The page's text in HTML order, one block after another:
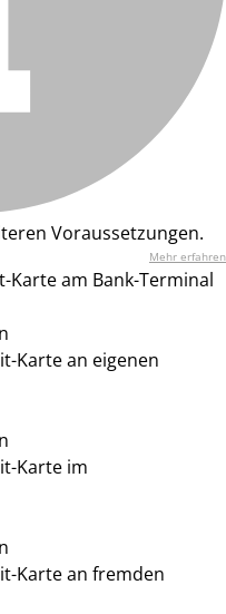
Voraussetzungen.
Mehr erfahren
Karte am Bank-Terminal
Karte an eigenen
Karte im
Karte an fremden